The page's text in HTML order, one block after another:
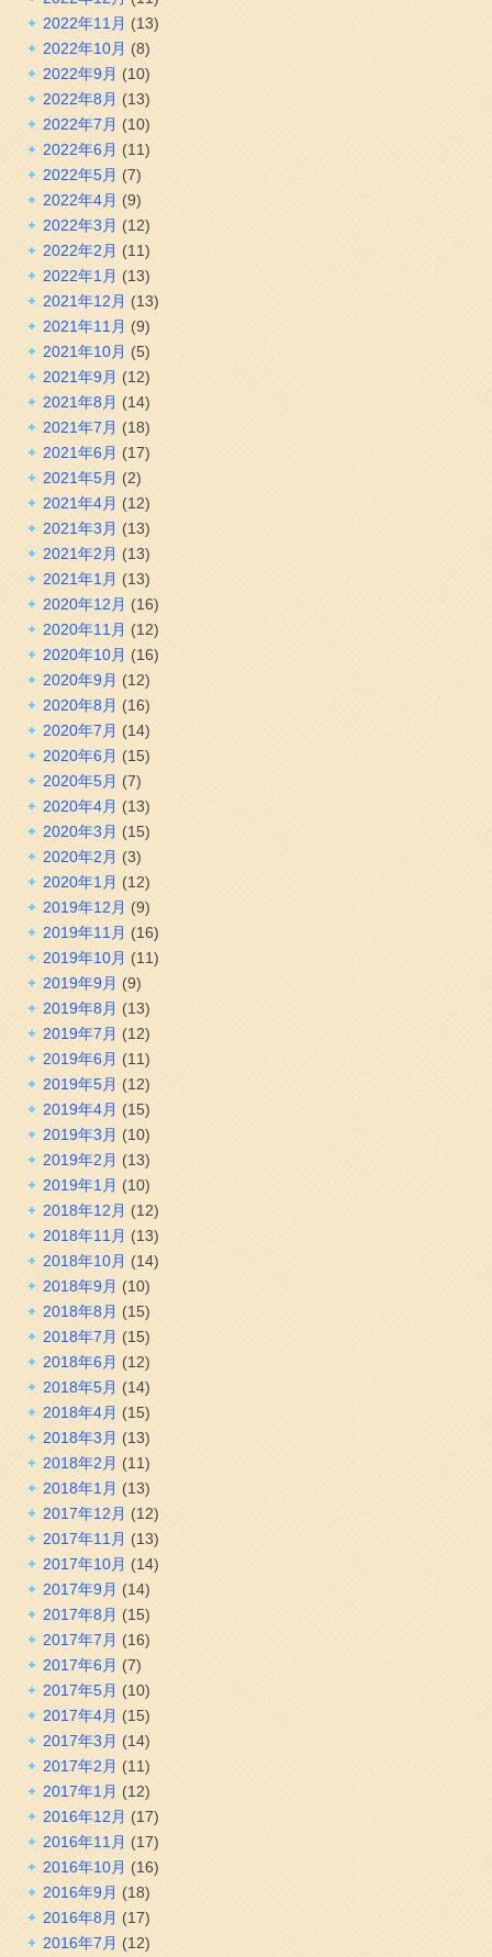
2022年11月 (13)
2022年10月 (8)
2022年9月 (10)
2022年8月 (13)
2022年7月 (10)
2022年6月 (11)
2022年5月 (7)
2022年4月 (9)
2022年3月 (12)
2022年2月 (11)
2022年1月 (13)
2021年12月 (13)
2021年11月 (9)
2021年10月 (5)
2021年9月 (12)
2021年8月 (14)
2021年7月 (18)
2021年6月 (17)
2021年5月 (2)
2021年4月 (12)
2021年3月 (13)
2021年2月 (13)
2021年1月 (13)
2020年12月 (16)
2020年11月 (12)
2020年10月 (16)
2020年9月 (12)
2020年8月 (16)
2020年7月 (14)
2020年6月 (15)
2020年5月 (7)
2020年4月 (13)
2020年3月 (15)
2020年2月 (3)
2020年1月 (12)
2019年12月 (9)
2019年11月 (16)
2019年10月 (11)
2019年9月 (9)
2019年8月 (13)
2019年7月 (12)
2019年6月 (11)
2019年5月 (12)
2019年4月 (15)
2019年3月 (10)
2019年2月 (13)
2019年1月 (10)
2018年12月 (12)
2018年11月 (13)
2018年10月 (14)
2018年9月 (10)
2018年8月 (15)
2018年7月 (15)
2018年6月 (12)
2018年5月 (14)
2018年4月 (15)
2018年3月 (13)
2018年2月 (11)
2018年1月 (13)
2017年12月 (12)
2017年11月 (13)
2017年10月 (14)
2017年9月 (14)
2017年8月 (15)
2017年7月 (16)
2017年6月 (7)
2017年5月 (10)
2017年4月 (15)
2017年3月 (14)
2017年2月 (11)
2017年1月 (12)
2016年12月 (17)
2016年11月 (17)
2016年10月 (16)
2016年9月 (18)
2016年8月 (17)
2016年7月 (12)